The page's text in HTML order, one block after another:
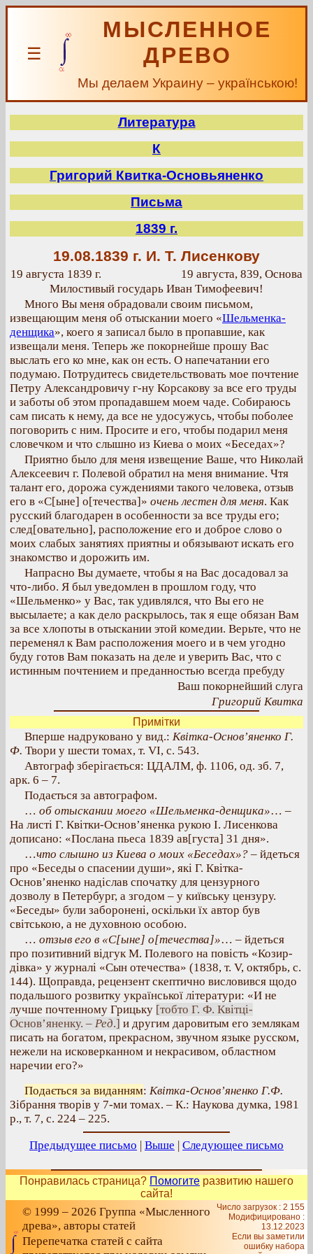
☰
МЫСЛЕННОЕ
ДРЕВО
Мы делаем Украину – українською!
Литература
К
Григорий Квитка-Основьяненко
Письма
1839 г.
19.08.1839 г. И. Т. Лисенкову
19 августа 1839 г.
19 августа, 839, Основа
Милостивый государь Иван Тимофеевич!
Много Вы меня обрадовали своим письмом,
извещающим меня об отыскании моего «Шельменка-
денщика», коего я записал было в пропавшие, как
извещали меня. Теперь же покорнейше прошу Вас
выслать его ко мне, как он есть. О напечатании его
подумаю. Потрудитесь свидетельствовать мое почтение
Петру Александровичу г-ну Корсакову за все его труды
и заботы об этом пропадавшем моем чаде. Собираюсь
сам писать к нему, да все не удосужусь, чтобы поболее
поговорить с ним. Просите и его, чтобы подарил меня
словечком и что слышно из Киева о моих «Беседах»?
Приятно было для меня извещение Ваше, что Николай
Алексеевич г. Полевой обратил на меня внимание. Чтя
талант его, дорожа суждениями такого человека, отзыв
его в «С[ыне] о[течества]» очень лестен для меня. Как
русский благодарен в особенности за все труды его;
след[овательно], расположение его и доброе слово о
моих слабых занятиях приятны и обязывают искать его
знакомство и дорожить им.
Напрасно Вы думаете, чтобы я на Вас досадовал за
что-либо. Я был уведомлен в прошлом году, что
«Шельменко» у Вас, так удивлялся, что Вы его не
высылаете; а как дело раскрылось, так я еще обязан Вам
за все хлопоты в отыскании этой комедии. Верьте, что не
переменял к Вам расположения моего и в чем угодно
буду готов Вам показать на деле и уверить Вас, что с
истинным почтением и преданностью всегда пребуду
Ваш покорнейший слуга
Григорий Квитка
Примітки
Вперше надруковано у вид.: Квітка-Основ’яненко Г.
Ф. Твори у шести томах, т. VI, с. 543.
Автограф зберігається: ЦДАЛМ, ф. 1106, од. зб. 7,
арк. 6 – 7.
Подається за автографом.
… об отыскании моего «Шельменка-денщика»… –
На листі Г. Квітки-Основ’яненка рукою І. Лисенкова
дописано: «Послана пьеса 1839 ав[густа] 31 дня».
…что слышно из Киева о моих «Беседах»? – йдеться
про «Беседы о спасении души», які Г. Квітка-
Основ’яненко надіслав спочатку для цензурного
дозволу в Петербург, а згодом – у київську цензуру.
«Беседы» були заборонені, оскільки їх автор був
світською, а не духовною особою.
… отзыв его в «С[ыне] о[течества]»… – йдеться
про позитивний відгук М. Полевого на повість «Козир-
дівка» у журналі «Сын отечества» (1838, т. V, октябрь, с.
144). Щоправда, рецензент скептично висловився щодо
подальшого розвитку української літератури: «И не
лучше почтенному Грицьку [тобто Г. Ф. Квітці-
Основ’яненку. – Ред.] и другим даровитым его землякам
писать на богатом, прекрасном, звучном языке русском,
нежели на исковерканном и некрасивом, областном
наречии его?»
Подається за виданням: Квітка-Основ’яненко Г.Ф.
Зібрання творів у 7-ми томах. – К.: Наукова думка, 1981
р., т. 7, с. 224 – 225.
Предыдущее письмо | Выше | Следующее письмо
Понравилась страница? Помогите развитию нашего
сайта!
© 1999 – 2026 Группа «Мысленного
древа», авторы статей
Перепечатка статей с сайта
Число загрузок : 2 155
Модифицировано :
13.12.2023
Если вы заметили
ошибку набора